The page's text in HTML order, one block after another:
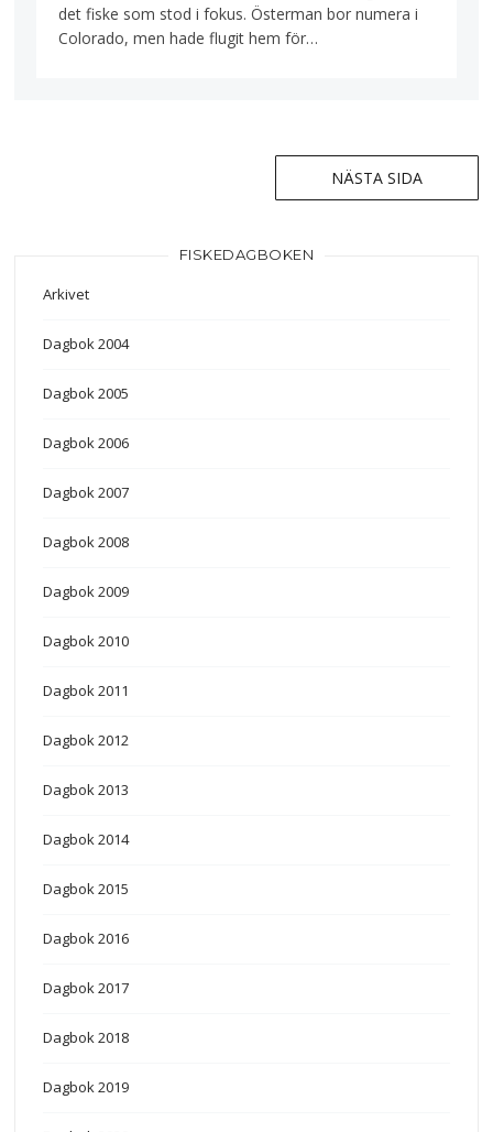
det fiske som stod i fokus. Österman bor numera i
Colorado, men hade flugit hem för…
NÄSTA SIDA
FISKEDAGBOKEN
Arkivet
Dagbok 2004
Dagbok 2005
Dagbok 2006
Dagbok 2007
Dagbok 2008
Dagbok 2009
Dagbok 2010
Dagbok 2011
Dagbok 2012
Dagbok 2013
Dagbok 2014
Dagbok 2015
Dagbok 2016
Dagbok 2017
Dagbok 2018
Dagbok 2019